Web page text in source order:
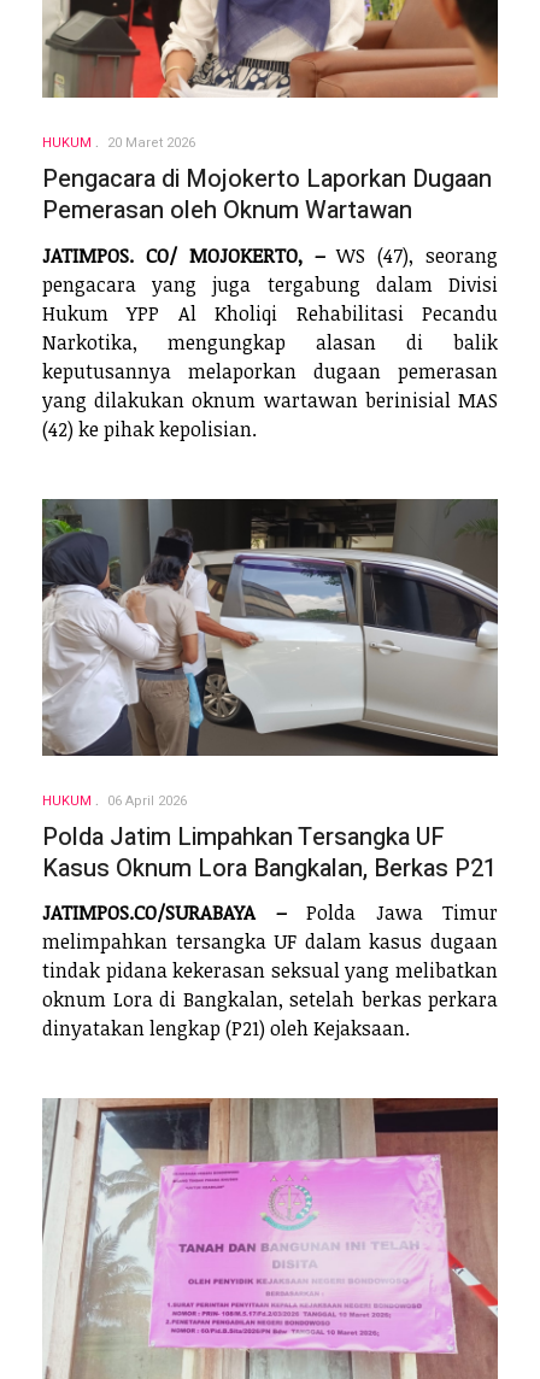
HUKUM 20 Maret 2026
Pengacara di Mojokerto Laporkan Dugaan
Pemerasan oleh Oknum Wartawan
JATIMPOS. CO/ MOJOKERTO, –WS (47), seorang
pengacara yang juga tergabung dalam Divisi
Hukum YPP Al Kholiqi Rehabilitasi Pecandu
Narkotika, mengungkap alasan di balik
keputusannya melaporkan dugaan pemerasan
yang dilakukan oknum wartawan berinisial MAS
(42) ke pihak kepolisian.
HUKUM 06 April 2026
Polda Jatim Limpahkan Tersangka UF
Kasus Oknum Lora Bangkalan, Berkas P21
JATIMPOS.CO/SURABAYA –Polda Jawa Timur
melimpahkan tersangka UF dalam kasus dugaan
tindak pidana kekerasan seksual yang melibatkan
oknum Lora di Bangkalan, setelah berkas perkara
dinyatakan lengkap (P21) oleh Kejaksaan.